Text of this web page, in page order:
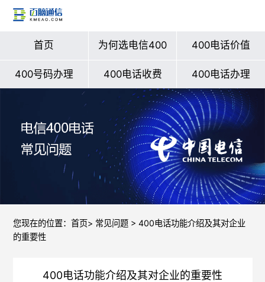
首页 为何选电信400 400电话价值
400号码办理 400电话收费 400电话办理
您现在的位置： 首页> 常见问题> 400电话功能介绍及其对企业
的重要性
400电话功能介绍及其对企业的重要性